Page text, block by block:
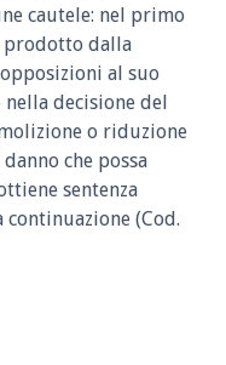
cautele: nel primo
prodotto dalla
al suo
decisione del
o riduzione
che possa
sentenza
(Cod.